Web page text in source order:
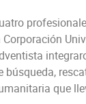
Corporación
búsqueda,
que